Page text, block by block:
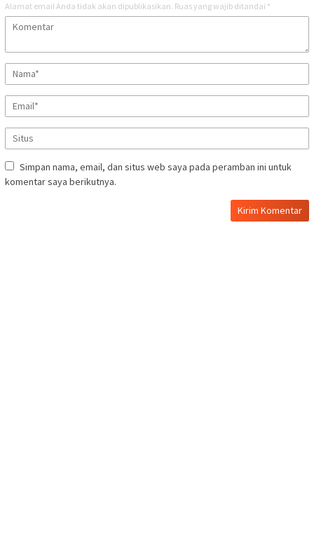
Alamat email Anda tidak akan dipublikasikan. Ruas yang wajib ditandai *
Simpan nama, email, dan situs web saya pada peramban ini untuk
komentar saya berikutnya.